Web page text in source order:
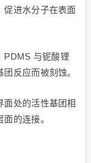
促进水分子在表面
PDMS 与铌酸锂
反应而被刻蚀。
面处的活性基团相
的连接。